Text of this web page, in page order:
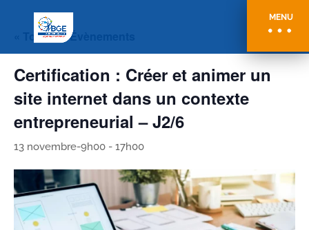
MENU
« Tous les Évènements
Certification : Créer et animer un
site internet dans un contexte
entrepreneurial – J2/6
13 novembre-9h00 - 17h00